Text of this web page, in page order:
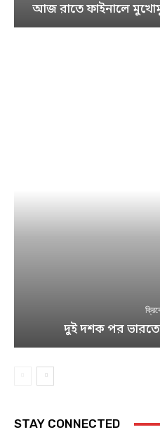
আজ রাতে ফাইনালে
দুই দশক পর
STAY CONNECTED